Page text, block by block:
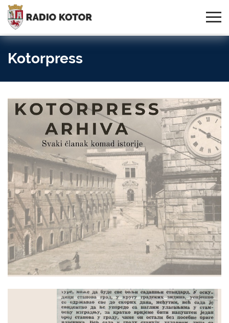
S PONOSOM NOSIMO IME
SVOG GRADA!
Kotorpress